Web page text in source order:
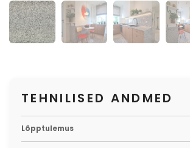
TEHNILISED ANDMED
Lõpptulemus